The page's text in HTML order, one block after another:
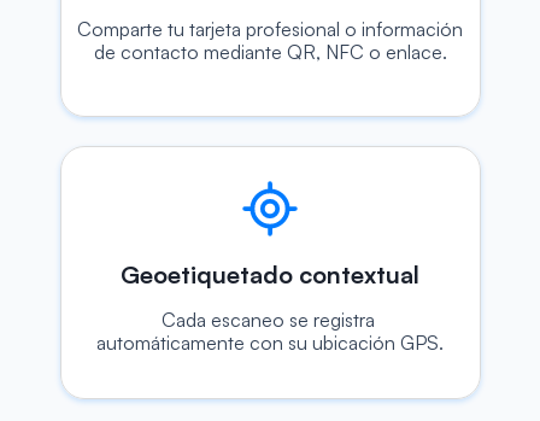
Comparte tu tarjeta profesional o información
de contacto mediante QR, NFC o enlace.
Geoetiquetado contextual
Cada escaneo se registra
automáticamente con su ubicación GPS.